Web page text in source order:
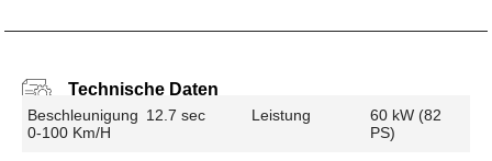
Technische Daten
Beschleunigung
0-100 Km/h
12.7 sec Leistung
60 kW (82
PS)